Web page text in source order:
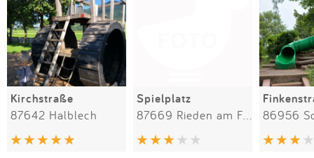
Kirchstraße
87642 Halblech
Spielplatz
86956